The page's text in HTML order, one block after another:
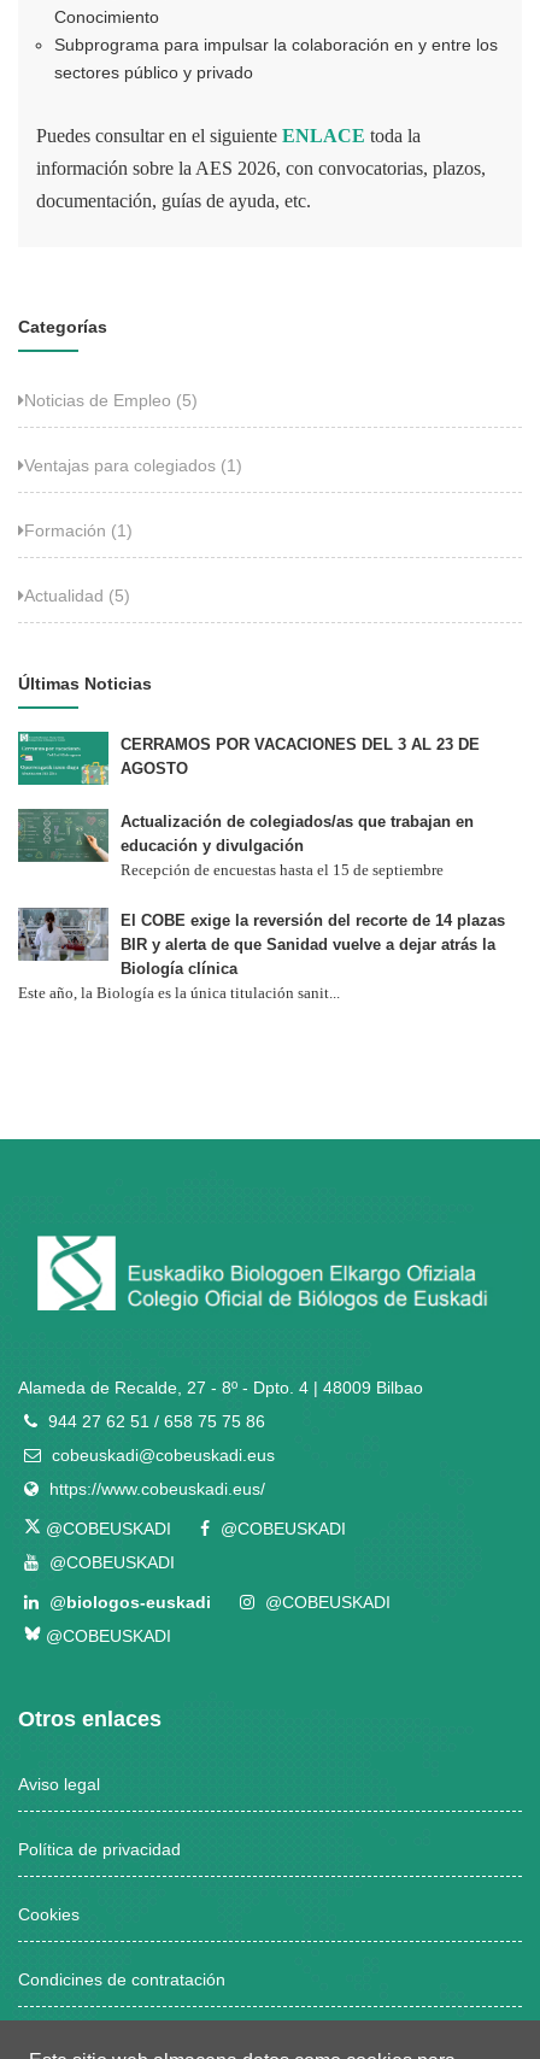
Conocimiento
Subprograma para impulsar la colaboración en y entre los
sectores público y privado
Puedes consultar en el siguiente ENLACE toda la
información sobre la AES 2026, con convocatorias, plazos,
documentación, guías de ayuda, etc.
Categorías
Noticias de Empleo (5)
Ventajas para colegiados (1)
Formación (1)
Actualidad (5)
Últimas Noticias
CERRAMOS POR VACACIONES DEL 3 AL 23 DE
AGOSTO
Actualización de colegiados/as que trabajan en
educación y divulgación
Recepción de encuestas hasta el 15 de septiembre
El COBE exige la reversión del recorte de 14 plazas
BIR y alerta de que Sanidad vuelve a dejar atrás la
Biología clínica
Este año, la Biología es la única titulación sanit...
Alameda de Recalde, 27 - 8º - Dpto. 4 | 48009 Bilbao
944 27 62 51 / 658 75 75 86
cobeuskadi@cobeuskadi.eus
https://www.cobeuskadi.eus/
@COBEUSKADI
@COBEUSKADI
@COBEUSKADI
@biologos-euskadi
@COBEUSKADI
@COBEUSKADI
Otros enlaces
Aviso legal
Política de privacidad
Cookies
Condicines de contratación